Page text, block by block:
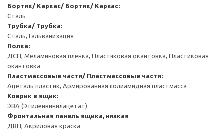
Бортик/ Каркас/ Бортик/ Каркас:
Сталь
Трубка/ Трубка:
Сталь, Гальванизация
Полка:
ДСП, Меламиновая пленка, Пластиковая окантовка, Пластиковая
окантовка
Пластмассовые части/ Пластмассовые части:
Ацеталь пластик, Армированная полиамидная пластмасса
Коврик в ящик:
ЭВА (Этиленвинилацетат)
Фронтальная панель ящика, низкая
ДВП, Акриловая краска